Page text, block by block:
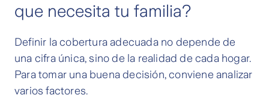
que necesita tu familia?
Definir la cobertura adecuada no depende de
una cifra única, sino de la realidad de cada hogar.
Para tomar una buena decisión, conviene analizar
varios factores.